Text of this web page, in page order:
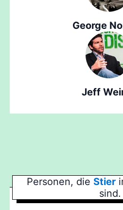
George
Jeff
Personen, die Stier
sind.